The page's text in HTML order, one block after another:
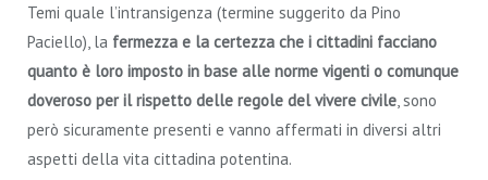
Temi quale l’intransigenza (termine suggerito da Pino
Paciello), la fermezza e la certezza che i cittadini facciano
quanto è loro imposto in base alle norme vigenti o comunque
doveroso per il rispetto delle regole del vivere civile , sono
però sicuramente presenti e vanno affermati in diversi altri
aspetti della vita cittadina potentina.